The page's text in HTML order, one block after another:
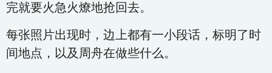
完就要火急火燎地抢回去。
每张照片出现时，边上都有一小段话，标明了时
间地点，以及周舟在做些什么。